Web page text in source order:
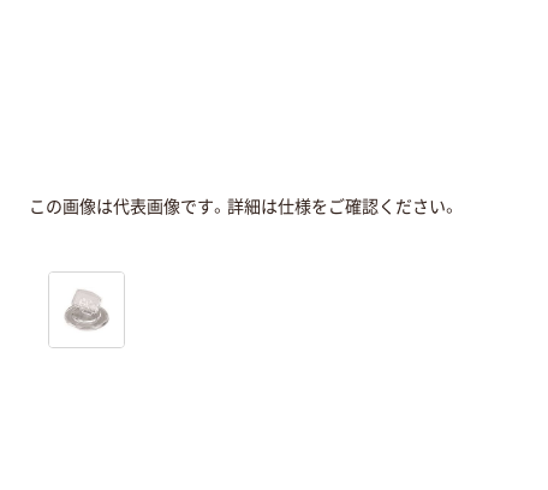
この画像は代表画像です。詳細は仕様をご確認ください。